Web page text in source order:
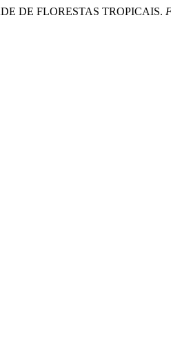
DE FLORESTAS TROPICAIS.